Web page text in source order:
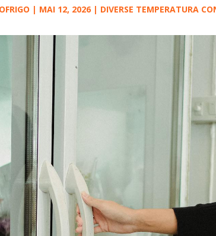
| MAI 12, 2026| DIVERSE TEMPERATURA